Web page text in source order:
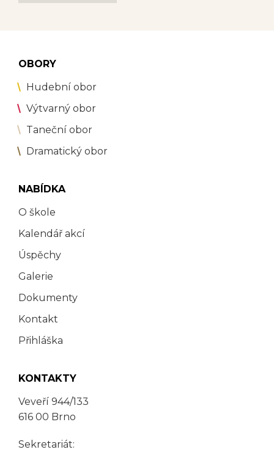
OBORY
Hudební obor
Výtvarný obor
Taneční obor
Dramatický obor
NABÍDKA
O škole
Kalendář akcí
Úspěchy
Galerie
Dokumenty
Kontakt
Přihláška
KONTAKTY
Veveří 944/133
616 00 Brno
Sekretariát: